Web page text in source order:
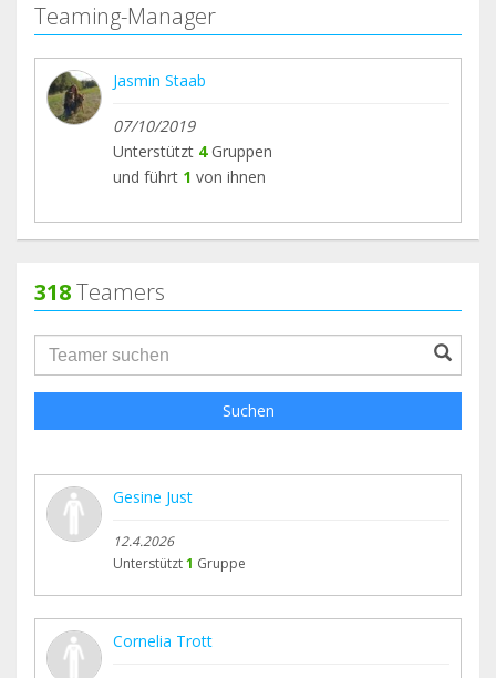
Teaming-Manager
Jasmin Staab
07/10/2019
Unterstützt 4Gruppen
und führt 1 von ihnen
318Teamers
groupProfile.searchForm.search.text???
Suchen
Gesine Just
12.4.2026
Unterstützt1 Gruppe
Cornelia Trott